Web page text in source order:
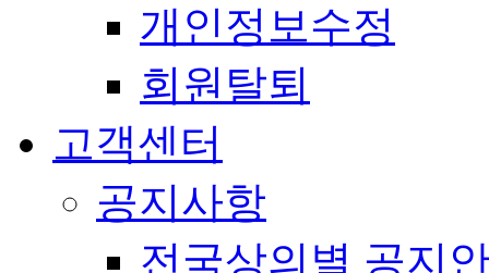
개인정보수정
회원탈퇴
고객센터
공지사항
전국상의별 공지